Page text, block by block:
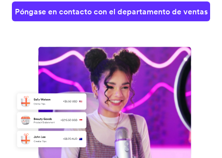
Póngase en contacto con el departamento de ventas